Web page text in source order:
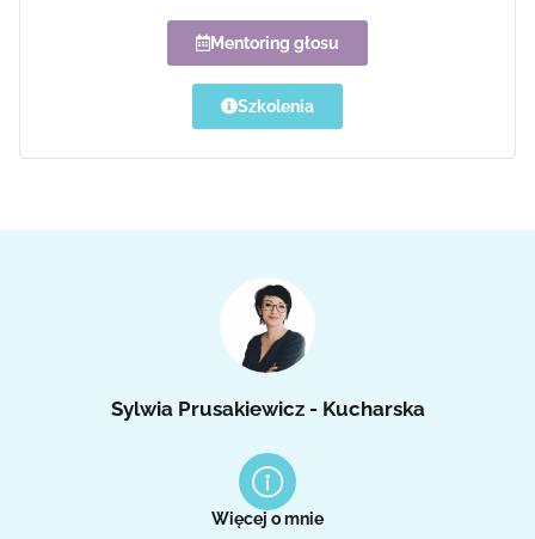
Mentoring głosu
Szkolenia
Sylwia Prusakiewicz - Kucharska
Więcej o mnie